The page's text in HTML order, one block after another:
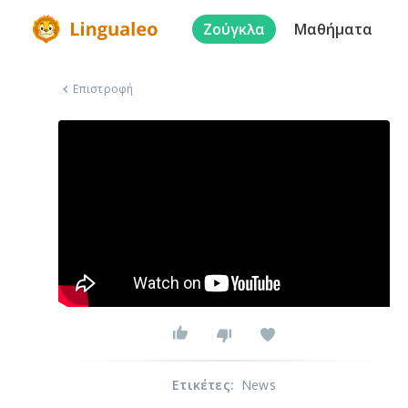
Ζούγκλα Μαθήματα
Επιστροφή
Ετικέτες: News